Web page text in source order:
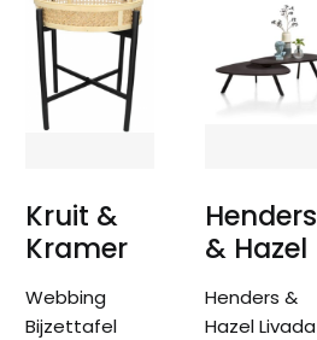
Kruit &
Kramer
Webbing
Bijzettafel
Henders
& Hazel
Henders &
Hazel Livada